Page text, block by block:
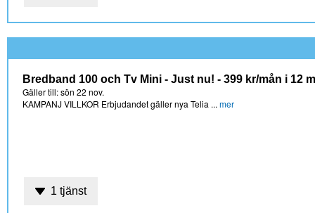
Bredband 100 och Tv Mini - Just nu! - 399 kr/mån i 12
Gäller till: sön 22 nov.
KAMPANJ VILLKOR Erbjudandet gäller nya Telia ... mer
1 tjänst